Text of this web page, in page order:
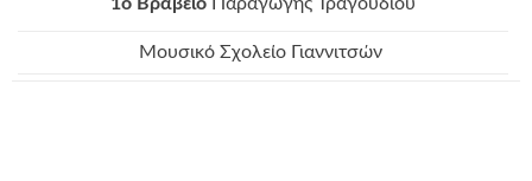
1o Bραβείο Παραγωγής Τραγουδιού
Μουσικό Σχολείο Γιαννιτσών